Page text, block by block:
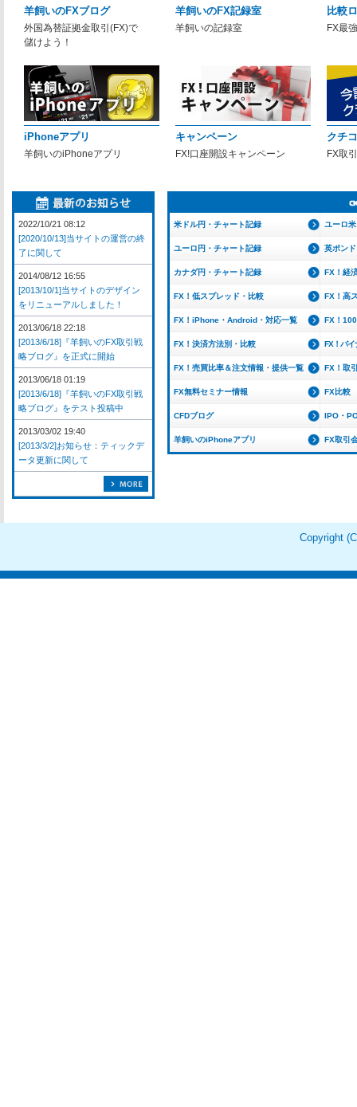
羊飼いのFXブログ
外国為替証拠金取引(FX)で
儲けよう！
羊飼いのFX記録室
羊飼いの記録室
比較
FX最
iPhoneアプリ
羊飼いのiPhoneアプリ
キャンペーン
FX!口座開設キャンペーン
クチ
FX取
米ドル円・チャート記録 ユーロ
ユーロ円・チャート記録 英ポン
カナダ円・チャート記録 FX！経
FX！低スプレッド・比較 FX！高
FX！iPhone・Android・対応一覧 FX！
FX！決済方法別・比較 FX！バイ
FX！売買比率＆注文情報・提供一覧 FX！取
FX無料セミナー情報 FX比較
CFDブログ IPO・
羊飼いのiPhoneアプリ FX取引
2022/10/21 08:12
[2020/10/13]当サイトの運営の終
了に関して
2014/08/12 16:55
[2013/10/1]当サイトのデザイン
をリニューアルしました！
2013/06/18 22:18
[2013/6/18]『羊飼いのFX取引戦
略ブログ』を正式に開始
2013/06/18 01:19
[2013/6/18]『羊飼いのFX取引戦
略ブログ』をテスト投稿中
2013/03/02 19:40
[2013/3/2]お知らせ：ティックデ
ータ更新に関して
Copyright